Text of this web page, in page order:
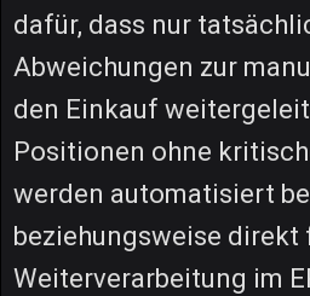
dafür, dass nur
Abweichungen zur
den Einkauf
Positionen ohne
werden automatisiert
beziehungsweise direkt
Weiterverarbeitung im